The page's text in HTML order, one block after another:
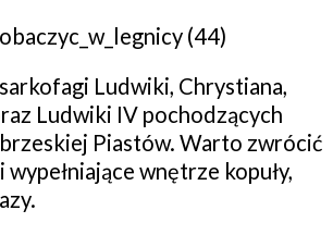
Ludwiki, Chrystiana,
Ludwiki IV pochodzących
Piastów. Warto zwrócić
wnętrze kopuły,